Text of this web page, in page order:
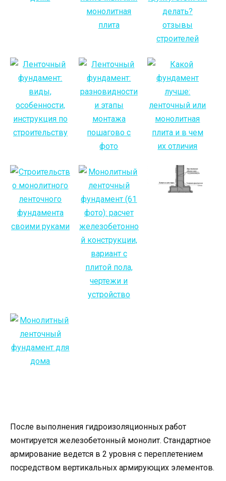
После выполнения гидроизоляционных работ
монтируется железобетонный монолит. Стандартное
армирование ведется в 2 уровня с переплетением
посредством вертикальных армирующих элементов.